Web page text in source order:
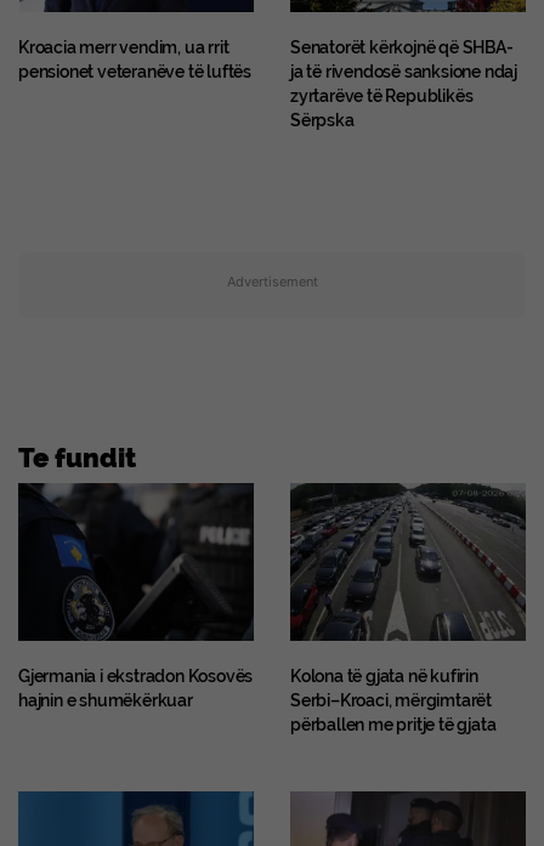
Kroacia merr vendim, ua rrit
pensionet veteranëve të luftës
Senatorët kërkojnë që SHBA-
ja të rivendosë sanksione ndaj
zyrtarëve të Republikës
Sërpska
Advertisement
Te fundit
Gjermania i ekstradon Kosovës
hajnin e shumëkërkuar
Kolona të gjata në kufirin
Serbi–Kroaci, mërgimtarët
përballen me pritje të gjata